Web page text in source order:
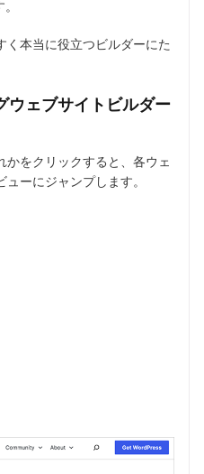
く本当に役立つビルダーにた
ウェブサイトビルダー
かをクリックすると、各ウェ
ーにジャンプします。